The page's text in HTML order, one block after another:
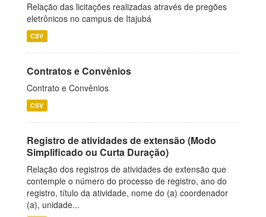
Relação das licitações realizadas através de pregões
eletrônicos no campus de Itajubá
CSV
Contratos e Convênios
Contrato e Convênios
CSV
Registro de atividades de extensão (Modo
Simplificado ou Curta Duração)
Relação dos registros de atividades de extensão que
contemple o número do processo de registro, ano do
registro, título da atividade, nome do (a) coordenador
(a), unidade...